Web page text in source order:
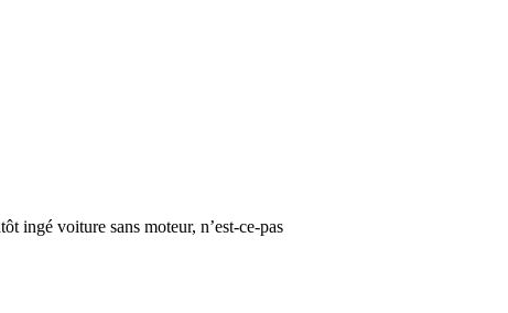
ingé voiture sans moteur, n’est-ce-pas